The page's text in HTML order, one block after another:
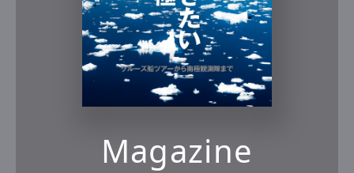
Magazine